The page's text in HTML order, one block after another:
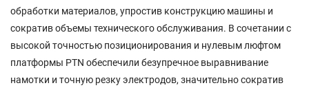
обработки материалов, упростив конструкцию машины и
сократив объемы технического обслуживания. В сочетании с
высокой точностью позиционирования и нулевым люфтом
платформы PTN обеспечили безупречное выравнивание
намотки и точную резку электродов, значительно сократив